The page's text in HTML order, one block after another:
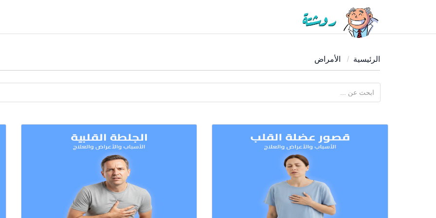
الرئيسية الأمراض